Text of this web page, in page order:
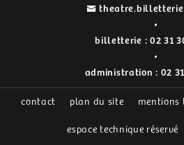
billetterie : 02 31
administration : 02
contact plan du site mentions
espace technique réservé